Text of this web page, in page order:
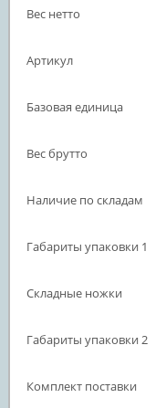
Вес нетто
Артикул
Базовая единица
Вес брутто
Наличие по складам
Габариты упаковки 1
Складные ножки
Габариты упаковки 2
Комплект поставки